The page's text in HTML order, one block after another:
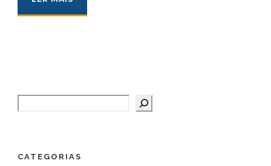
CATEGORIAS